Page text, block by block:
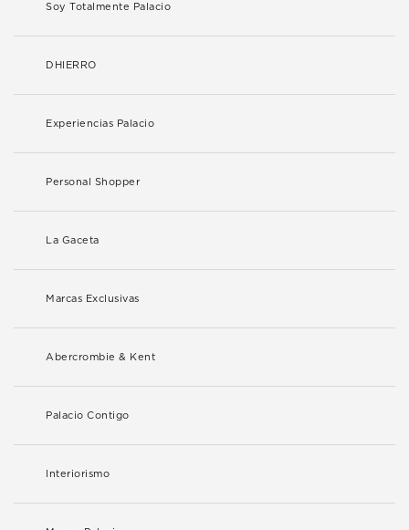
Soy Totalmente Palacio
DHIERRO
Experiencias Palacio
Personal Shopper
La Gaceta
Marcas Exclusivas
Abercrombie & Kent
Palacio Contigo
Interiorismo